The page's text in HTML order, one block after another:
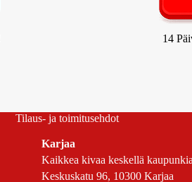
14
Tilaus- ja toimitusehdot
Karjaa
Kaikkea kivaa keskellä
Keskuskatu 96, 10300 Karjaa